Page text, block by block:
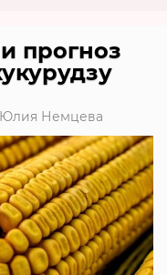
прогноз
Юлия Немцева